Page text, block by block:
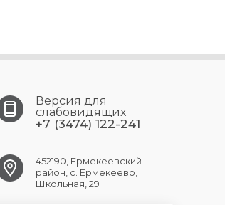
Версия для
слабовидящих
+7 (3474) 122-241
452190, Ермекеевский
район, с. Ермекеево,
Школьная, 29